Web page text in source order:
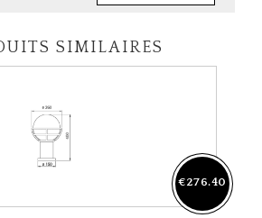
SIMILAIRES
€276.40